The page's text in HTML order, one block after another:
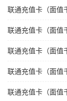
联通充值卡（面值
联通充值卡（面值
联通充值卡（面值
联通充值卡（面值
联通充值卡（面值